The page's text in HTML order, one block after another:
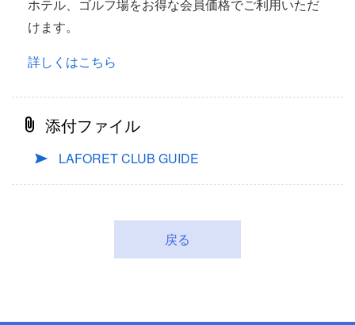
ホテル、ゴルフ場をお得な会員価格でご利用いただ
けます。
詳しくはこちら
添付ファイル
LAFORET CLUB GUIDE
戻る